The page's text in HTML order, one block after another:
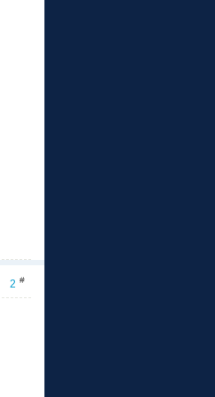
2 #